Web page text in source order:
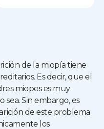
de la miopía tiene
Es decir, que el
miopes es muy
Sin embargo, es
de este problema
los